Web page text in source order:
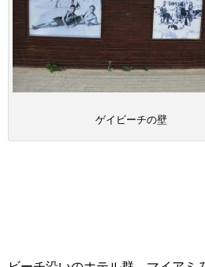
ゲイビーチの壁